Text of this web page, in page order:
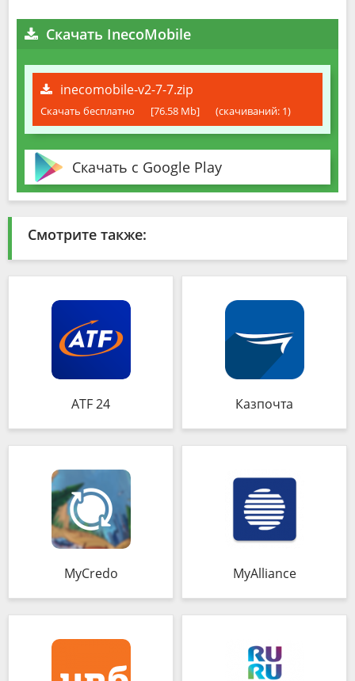
Скачать InecoMobile
inecomobile-v2-7-7.zip
Скачать бесплатно [76.58 Mb] (cкачиваний: 1)
Скачать с Google Play
Смотрите также:
ATF 24 Казпочта
MyCredo MyAlliance